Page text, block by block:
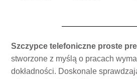
Szczypce telefoniczne proste
stworzone z myślą o pracach
dokładności. Doskonale